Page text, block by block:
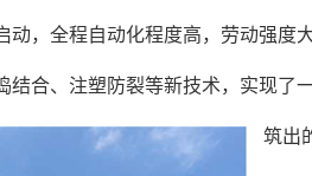
动，全程自动化程度高，劳动强度
结合、注塑防裂等新技术，实现了
筑出